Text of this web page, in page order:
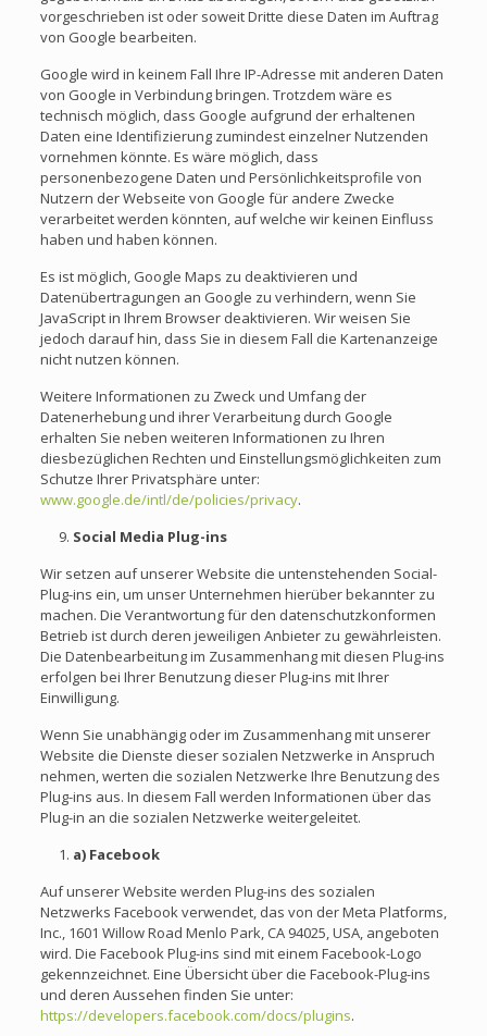
vorgeschrieben ist oder soweit Dritte diese Daten im Auftrag
von Google bearbeiten.
Google wird in keinem Fall Ihre IP-Adresse mit anderen Daten
von Google in Verbindung bringen. Trotzdem wäre es
technisch möglich, dass Google aufgrund der erhaltenen
Daten eine Identifizierung zumindest einzelner Nutzenden
vornehmen könnte. Es wäre möglich, dass
personenbezogene Daten und Persönlichkeitsprofile von
Nutzern der Webseite von Google für andere Zwecke
verarbeitet werden könnten, auf welche wir keinen Einfluss
haben und haben können.
Es ist möglich, Google Maps zu deaktivieren und
Datenübertragungen an Google zu verhindern, wenn Sie
JavaScript in Ihrem Browser deaktivieren. Wir weisen Sie
jedoch darauf hin, dass Sie in diesem Fall die Kartenanzeige
nicht nutzen können.
Weitere Informationen zu Zweck und Umfang der
Datenerhebung und ihrer Verarbeitung durch Google
erhalten Sie neben weiteren Informationen zu Ihren
diesbezüglichen Rechten und Einstellungsmöglichkeiten zum
Schutze Ihrer Privatsphäre unter:
www.google.de/intl/de/policies/privacy.
Social Media Plug-ins
Wir setzen auf unserer Website die untenstehenden Social-
Plug-ins ein, um unser Unternehmen hierüber bekannter zu
machen. Die Verantwortung für den datenschutzkonformen
Betrieb ist durch deren jeweiligen Anbieter zu gewährleisten.
Die Datenbearbeitung im Zusammenhang mit diesen Plug-ins
erfolgen bei Ihrer Benutzung dieser Plug-ins mit Ihrer
Einwilligung.
Wenn Sie unabhängig oder im Zusammenhang mit unserer
Website die Dienste dieser sozialen Netzwerke in Anspruch
nehmen, werten die sozialen Netzwerke Ihre Benutzung des
Plug-ins aus. In diesem Fall werden Informationen über das
Plug-in an die sozialen Netzwerke weitergeleitet.
a) Facebook
Auf unserer Website werden Plug-ins des sozialen
Netzwerks Facebook verwendet, das von der Meta Platforms,
Inc., 1601 Willow Road Menlo Park, CA 94025, USA, angeboten
wird. Die Facebook Plug-ins sind mit einem Facebook-Logo
gekennzeichnet. Eine Übersicht über die Facebook-Plug-ins
und deren Aussehen finden Sie unter:
https://developers.facebook.com/docs/plugins.